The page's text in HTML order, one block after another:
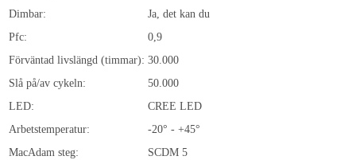
Dimbar:
Ja, det kan du
Pfc:
0,9
Förväntad livslängd (timmar): 30.000
Slå på/av cykeln:
50.000
LED:
CREE LED
Arbetstemperatur:
-20° - +45°
MacAdam steg:
SCDM 5